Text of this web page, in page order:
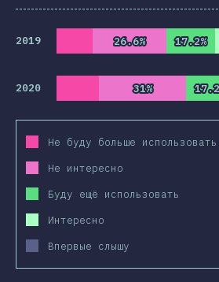
2019 26.6%
26.6% 17.2%
17.2%
2020 31%
31%
Не буду больше использовать
Не интересно
Буду ещё использовать
Интересно
Впервые слышу